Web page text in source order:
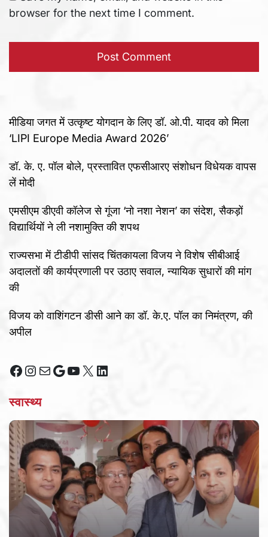
browser for the next time I comment.
मीडिया जगत में उत्कृष्ट योगदान के लिए डॉ. ओ.पी. यादव को मिला
‘LIPI Europe Media Award 2026’
डॉ. के. ए. पॉल बोले, प्रस्तावित एफसीआरए संशोधन विधेयक वापस
लें मोदी
एमसीएम डीएवी कॉलेज से गूंजा ‘नो नशा नेशन’ का संदेश, सैकड़ों
विद्यार्थियों ने ली नशामुक्ति की शपथ
राज्यसभा में टीडीपी सांसद चिंतकायला विजय ने विशेष सीबीआई
अदालतों की कार्यप्रणाली पर उठाए सवाल, न्यायिक सुधारों की मांग
की
विजय को वाशिंगटन डीसी आने का डॉ. के.ए. पॉल का निमंत्रण, की
अपील
Facebook
Instagram
MailGoogle
YouTube
X LinkedIn
स्वास्थ्य